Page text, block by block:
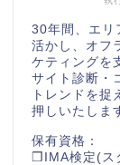
30年間、エリ
活かし、オフ
ケティングを
サイト診断・
トレンドを
押しいたしま
保有資格：
❒IMA検定(ス